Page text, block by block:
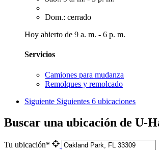
Dom.: cerrado
Hoy abierto de 9 a. m. - 6 p. m.
Servicios
Camiones para mudanza
Remolques y remolcado
Siguiente Siguientes 6 ubicaciones
Buscar una ubicación de U-
Tu ubicación*